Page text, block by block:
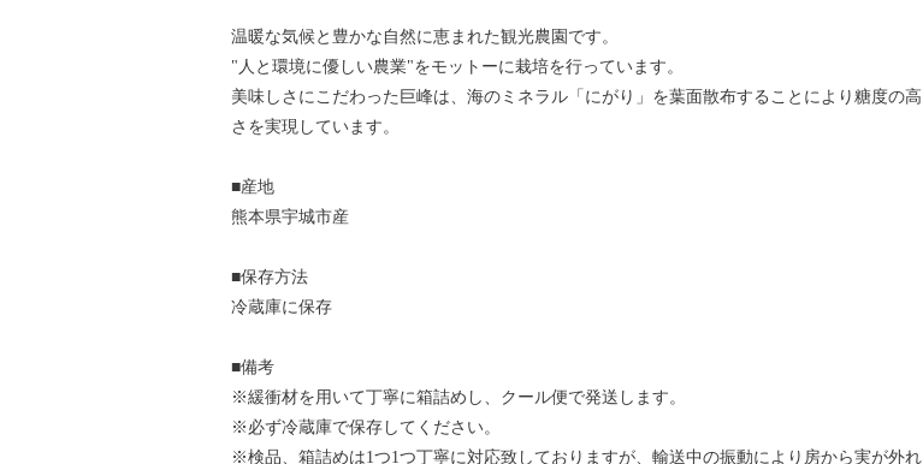
温暖な気候と豊かな自然に恵まれた観光農園です。
"人と環境に優しい農業"をモットーに栽培を行っています。
美味しさにこだわった巨峰は、海のミネラル「にがり」を葉面散布することにより糖度の高
さを実現しています。
■産地
熊本県宇城市産
■保存方法
冷蔵庫に保存
■備考
※緩衝材を用いて丁寧に箱詰めし、クール便で発送します。
※必ず冷蔵庫で保存してください。
※検品、箱詰めは1つ1つ丁寧に対応致しておりますが、輸送中の振動により房から実が外れ